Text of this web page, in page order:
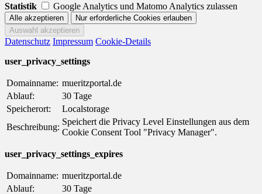
Statistik
Google Analytics und Matomo Analytics zulassen
Datenschutz Impressum Cookie-Details
user_privacy_settings
Domainname: mueritzportal.de
Ablauf:
30 Tage
Speicherort:
Localstorage
Beschreibung:
Speichert die Privacy Level Einstellungen aus dem
Cookie Consent Tool "Privacy Manager".
user_privacy_settings_expires
Domainname: mueritzportal.de
Ablauf:
30 Tage